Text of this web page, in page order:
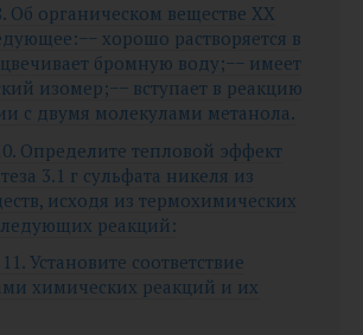
Об органическом веществе XX
хорошо растворяется в
бромную воду;−− имеет
изомер;−− вступает в реакцию
с двумя молекулами метанола.
Определите тепловой эффект
3.1 г сульфата никеля из
исходя из термохимических
реакций:
Установите соответствие
химических реакций и их